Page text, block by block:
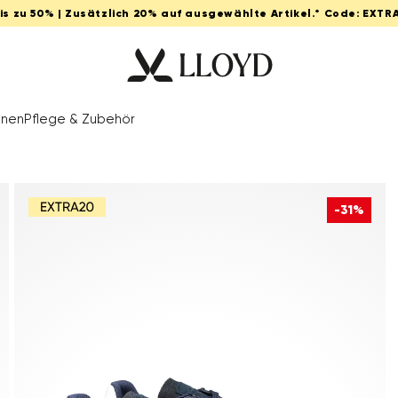
zu 50% | Zusätzlich 20% auf ausgewählte Artikel.* Code:
Pflege & Zubehör
-31%